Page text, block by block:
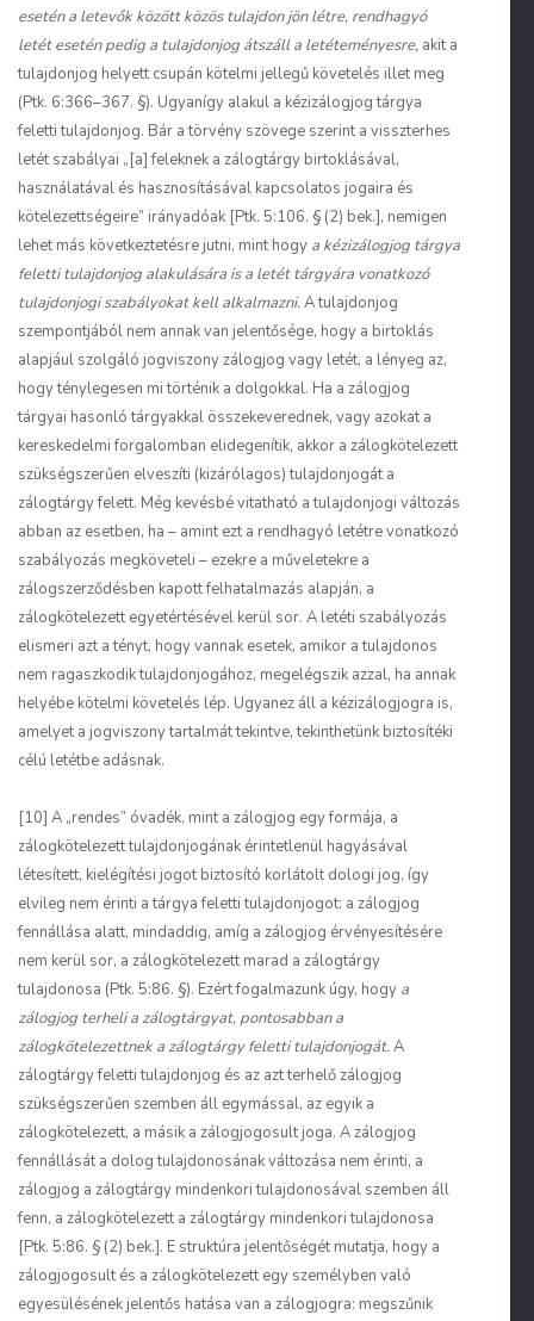
esetén a letevők között közös tulajdon jön létre, rendhagyó
letét esetén pedig a tulajdonjog átszáll a letéteményesre, akit a
tulajdonjog helyett csupán kötelmi jellegű követelés illet meg
(Ptk. 6:366–367. §). Ugyanígy alakul a kézizálogjog tárgya
feletti tulajdonjog. Bár a törvény szövege szerint a visszterhes
letét szabályai „[a] feleknek a zálogtárgy birtoklásával,
használatával és hasznosításával kapcsolatos jogaira és
kötelezettségeire” irányadóak [Ptk. 5:106. § (2) bek.], nemigen
lehet más következtetésre jutni, mint hogy a kézizálogjog tárgya
feletti tulajdonjog alakulására is a letét tárgyára vonatkozó
tulajdonjogi szabályokat kell alkalmazni.A tulajdonjog
szempontjából nem annak van jelentősége, hogy a birtoklás
alapjául szolgáló jogviszony zálogjog vagy letét, a lényeg az,
hogy ténylegesen mi történik a dolgokkal. Ha a zálogjog
tárgyai hasonló tárgyakkal összekeverednek, vagy azokat a
kereskedelmi forgalomban elidegenítik, akkor a zálogkötelezett
szükségszerűen elveszíti (kizárólagos) tulajdonjogát a
zálogtárgy felett. Még kevésbé vitatható a tulajdonjogi változás
abban az esetben, ha – amint ezt a rendhagyó letétre vonatkozó
szabályozás megköveteli – ezekre a műveletekre a
zálogszerződésben kapott felhatalmazás alapján, a
zálogkötelezett egyetértésével kerül sor. A letéti szabályozás
elismeri azt a tényt, hogy vannak esetek, amikor a tulajdonos
nem ragaszkodik tulajdonjogához, megelégszik azzal, ha annak
helyébe kötelmi követelés lép. Ugyanez áll a kézizálogjogra is,
amelyet a jogviszony tartalmát tekintve, tekinthetünk biztosítéki
célú letétbe adásnak.
[10] A „rendes” óvadék, mint a zálogjog egy formája, a
zálogkötelezett tulajdonjogának érintetlenül hagyásával
létesített, kielégítési jogot biztosító korlátolt dologi jog, így
elvileg nem érinti a tárgya feletti tulajdonjogot: a zálogjog
fennállása alatt, mindaddig, amíg a zálogjog érvényesítésére
nem kerül sor, a zálogkötelezett marad a zálogtárgy
tulajdonosa (Ptk. 5:86. §). Ezért fogalmazunk úgy, hogy a
zálogjog terheli a zálogtárgyat, pontosabban a
zálogkötelezettnek a zálogtárgy feletti tulajdonjogát.A
zálogtárgy feletti tulajdonjog és az azt terhelő zálogjog
szükségszerűen szemben áll egymással, az egyik a
zálogkötelezett, a másik a zálogjogosult joga. A zálogjog
fennállását a dolog tulajdonosának változása nem érinti, a
zálogjog a zálogtárgy mindenkori tulajdonosával szemben áll
fenn, a zálogkötelezett a zálogtárgy mindenkori tulajdonosa
[Ptk. 5:86. § (2) bek.]. E struktúra jelentőségét mutatja, hogy a
zálogjogosult és a zálogkötelezett egy személyben való
egyesülésének jelentős hatása van a zálogjogra: megszűnik